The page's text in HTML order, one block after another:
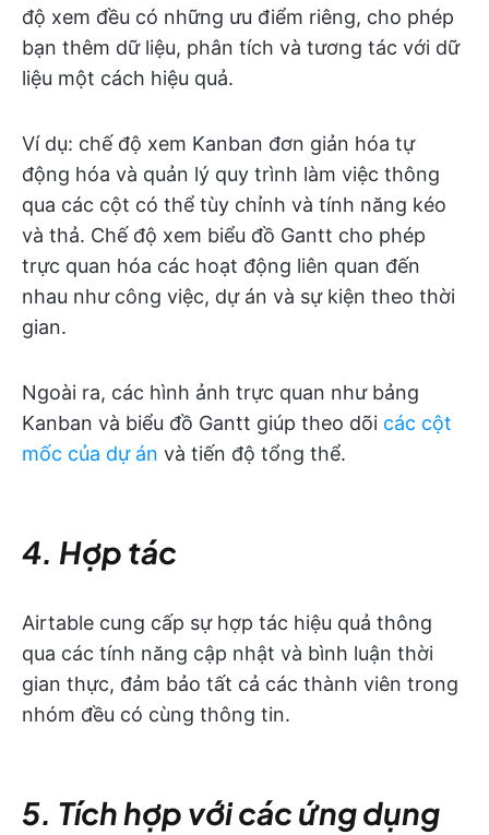
độ xem đều có những ưu điểm riêng, cho phép
bạn thêm dữ liệu, phân tích và tương tác với dữ
liệu một cách hiệu quả.
Ví dụ: chế độ xem Kanban đơn giản hóa tự
động hóa và quản lý quy trình làm việc thông
qua các cột có thể tùy chỉnh và tính năng kéo
và thả. Chế độ xem biểu đồ Gantt cho phép
trực quan hóa các hoạt động liên quan đến
nhau như công việc, dự án và sự kiện theo thời
gian.
Ngoài ra, các hình ảnh trực quan như bảng
Kanban và biểu đồ Gantt giúp theo dõi các cột
mốc của dự án và tiến độ tổng thể.
4. Hợp tác
Airtable cung cấp sự hợp tác hiệu quả thông
qua các tính năng cập nhật và bình luận thời
gian thực, đảm bảo tất cả các thành viên trong
nhóm đều có cùng thông tin.
5. Tích hợp với các ứng dụng